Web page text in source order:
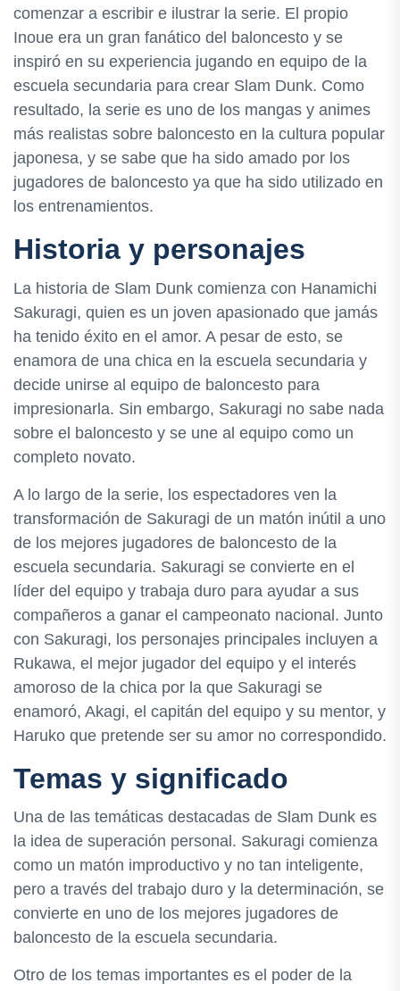
comenzar a escribir e ilustrar la serie. El propio
Inoue era un gran fanático del baloncesto y se
inspiró en su experiencia jugando en equipo de la
escuela secundaria para crear Slam Dunk. Como
resultado, la serie es uno de los mangas y animes
más realistas sobre baloncesto en la cultura popular
japonesa, y se sabe que ha sido amado por los
jugadores de baloncesto ya que ha sido utilizado en
los entrenamientos.
Historia y personajes
La historia de Slam Dunk comienza con Hanamichi
Sakuragi, quien es un joven apasionado que jamás
ha tenido éxito en el amor. A pesar de esto, se
enamora de una chica en la escuela secundaria y
decide unirse al equipo de baloncesto para
impresionarla. Sin embargo, Sakuragi no sabe nada
sobre el baloncesto y se une al equipo como un
completo novato.
A lo largo de la serie, los espectadores ven la
transformación de Sakuragi de un matón inútil a uno
de los mejores jugadores de baloncesto de la
escuela secundaria. Sakuragi se convierte en el
líder del equipo y trabaja duro para ayudar a sus
compañeros a ganar el campeonato nacional. Junto
con Sakuragi, los personajes principales incluyen a
Rukawa, el mejor jugador del equipo y el interés
amoroso de la chica por la que Sakuragi se
enamoró, Akagi, el capitán del equipo y su mentor, y
Haruko que pretende ser su amor no correspondido.
Temas y significado
Una de las temáticas destacadas de Slam Dunk es
la idea de superación personal. Sakuragi comienza
como un matón improductivo y no tan inteligente,
pero a través del trabajo duro y la determinación, se
convierte en uno de los mejores jugadores de
baloncesto de la escuela secundaria.
Otro de los temas importantes es el poder de la